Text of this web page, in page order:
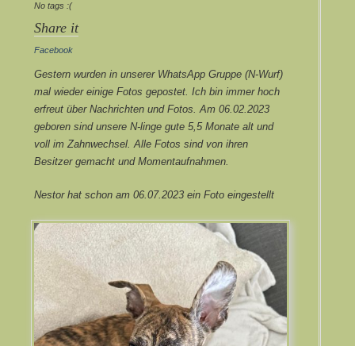
No tags :(
Share it
Facebook
Gestern wurden in unserer WhatsApp Gruppe (N-Wurf)
mal wieder einige Fotos gepostet. Ich bin immer hoch
erfreut über Nachrichten und Fotos. Am 06.02.2023
geboren sind unsere N-linge gute 5,5 Monate alt und
voll im Zahnwechsel. Alle Fotos sind von ihren
Besitzer gemacht und Momentaufnahmen.
Nestor hat schon am 06.07.2023 ein Foto eingestellt